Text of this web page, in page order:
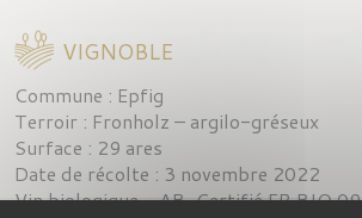
VIGNOBLE
Commune : Epfig
Terroir : Fronholz – argilo-gréseux
Surface : 29 ares
Date de récolte : 3 novembre 2022
Vin biologique – AB-Certifié FR BIO 09